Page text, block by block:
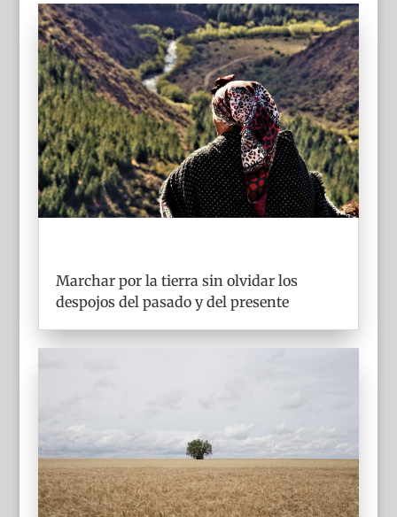
Marchar por la tierra sin olvidar los
despojos del pasado y del presente